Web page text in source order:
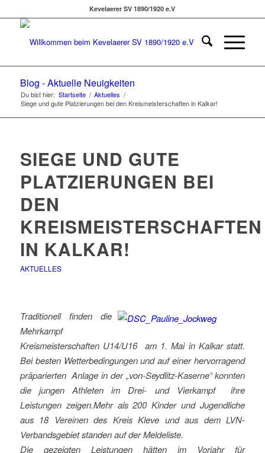
Kevelaerer SV 1890/1920 e.V
Blog - Aktuelle Neuigkeiten
Du bist hier: Startseite / Aktuelles /
Siege und gute Platzierungen bei den Kreismeisterschaften in Kalkar!
SIEGE UND GUTE
PLATZIERUNGEN BEI
DEN
KREISMEISTERSCHAFTEN
IN KALKAR!
AKTUELLES
Traditionell finden die
Mehrkampf
Kreismeisterschaften U14/U16 am 1. Mai in Kalkar statt.
Bei besten Wetterbedingungen und auf einer hervorragend
präparierten Anlage in der „von-Seydlitz-Kaserne“ konnten
die jungen Athleten im Drei- und Vierkampf ihre
Leistungen zeigen.Mehr als 200 Kinder und Jugendliche
aus 18 Vereinen des Kreis Kleve und aus dem LVN-
Verbandsgebiet standen auf der Meldeliste.
Die gezeigten Leistungen hätten im Vorjahr für